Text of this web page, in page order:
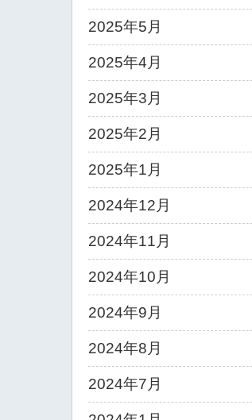
2025年5月
2025年4月
2025年3月
2025年2月
2025年1月
2024年12月
2024年11月
2024年10月
2024年9月
2024年8月
2024年7月